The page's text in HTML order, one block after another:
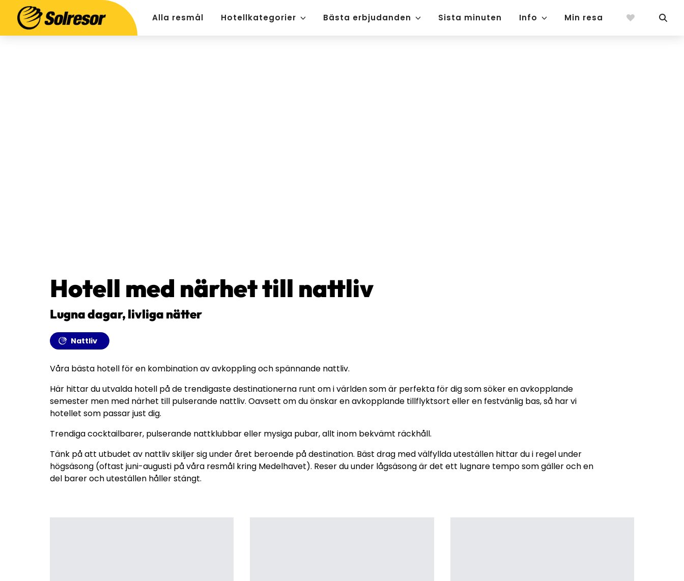
Alla resmål Hotellkategorier Bästa erbjudanden Sista minuten Info Min resa
Hotell med närhet till nattliv
Lugna dagar, livliga nätter
Nattliv
Våra bästa hotell för en kombination av avkoppling och spännande nattliv.
Här hittar du utvalda hotell på de trendigaste destinationerna runt om i världen som är perfekta för dig som söker en avkopplande
semester men med närhet till pulserande nattliv. Oavsett om du önskar en avkopplande tillflyktsort eller en festvänlig bas, så har vi
hotellet som passar just dig.
Trendiga cocktailbarer, pulserande nattklubbar eller mysiga pubar, allt inom bekvämt räckhåll.
Tänk på att utbudet av nattliv skiljer sig under året beroende på destination. Bäst drag med välfyllda uteställen hittar du i regel under
högsäsong (oftast juni-augusti på våra resmål kring Medelhavet). Reser du under lågsäsong är det ett lugnare tempo som gäller och en
del barer och uteställen håller stängt.